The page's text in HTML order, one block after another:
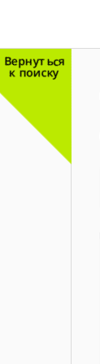
Вернуться
к поиску